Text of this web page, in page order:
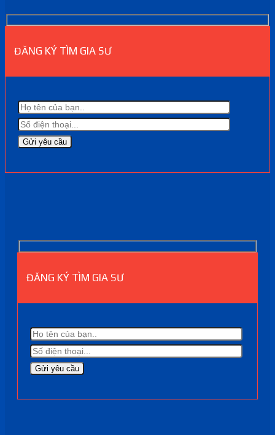
ĐĂNG KÝ TÌM GIA SƯ
ĐĂNG KÝ TÌM GIA SƯ